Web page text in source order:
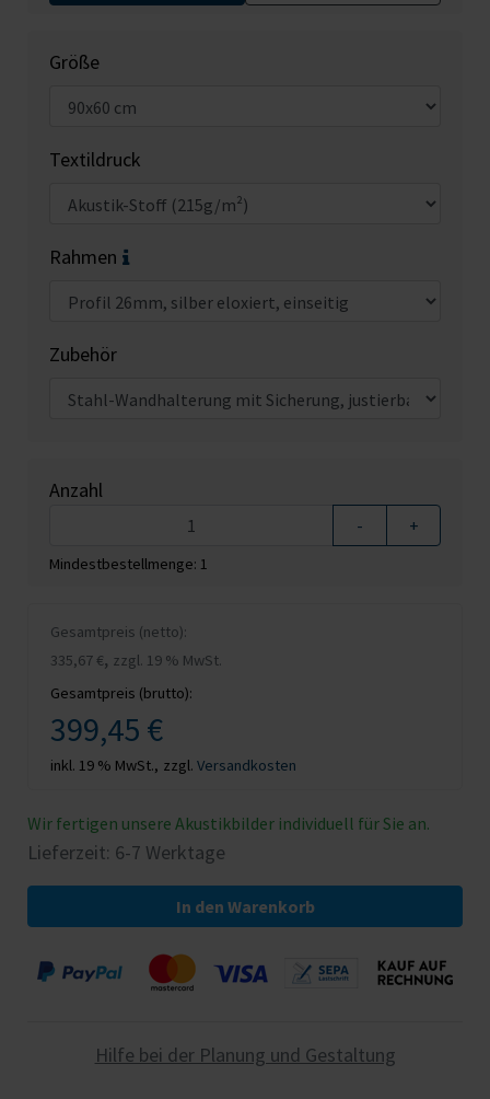
Größe
Textildruck
Rahmen
Zubehör
Anzahl
- +
Mindestbestellmenge: 1
Gesamtpreis (netto):
335,67 €, zzgl. 19 % MwSt.
Gesamtpreis (brutto):
399,45 €
inkl. 19 % MwSt., zzgl. Versandkosten
Wir fertigen unsere Akustikbilder individuell für Sie an.
Lieferzeit: 6-7 Werktage
In den Warenkorb
Hilfe bei der Planung und Gestaltung